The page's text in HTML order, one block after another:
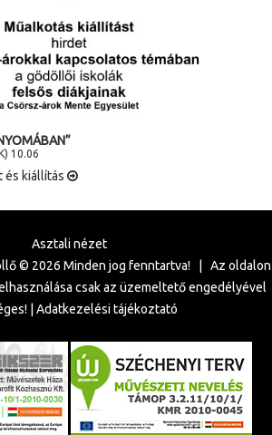
10.06
és kiállítás
Asztali nézet
© 2026 Minden jog fenntartva! | Az oldalon
csak az üzemeltető engedélyével
| Adatkezelési tájékoztató